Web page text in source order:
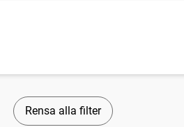
Rensa alla filter